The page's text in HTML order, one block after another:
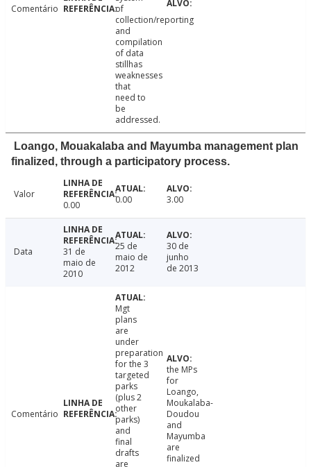
Comentário
of
collection/reporting
and
compilation
of data
stillhas
weaknesses
that
need to
be
addressed.
Loango, Mouakalaba and Mayumba management plan
finalized, through a participatory process.
Valor
0.00
0.00 3.00
Data
31 de
maio de
2010
25 de
maio de
2012
30 de
junho
de 2013
Comentário
Mgt
plans
are
under
preparation
for the 3
targeted
parks
(plus 2
other
parks)
and
final
drafts
are
the MPs
for
Loango,
Moukalaba-
Doudou
and
Mayumba
are
finalized